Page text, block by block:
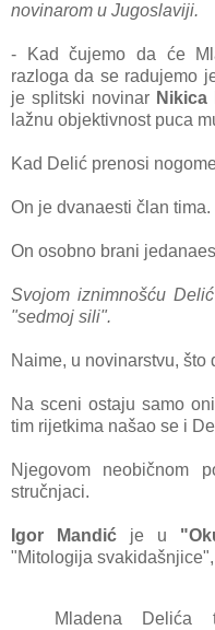
novinarom u Jugoslaviji.
- Kad čujemo da će
razloga da se radujemo
je splitski novinar Nikica
lažnu objektivnost puca
Kad Delić prenosi
On je dvanaesti član tima.
On osobno brani
Svojom iznimnošću
"sedmoj sili".
Naime, u novinarstvu,
Na sceni ostaju samo
tim rijetkima našao se i
Njegovom neobičnom
stručnjaci.
Igor Mandić je u
"Mitologija
Mladena Delića